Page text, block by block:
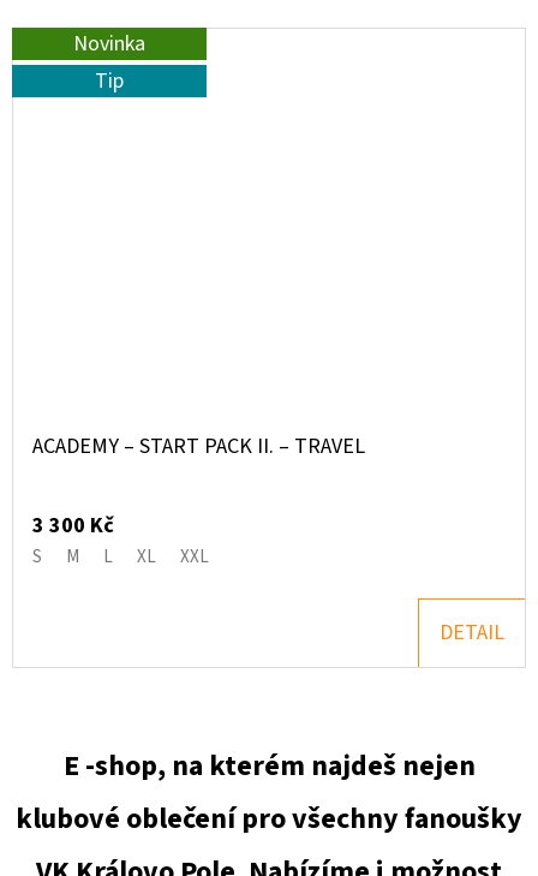
Novinka
Tip
ACADEMY – START PACK II. – TRAVEL
3 300 Kč
S M L XL XXL
DETAIL
E -shop, na kterém najdeš nejen
klubové oblečení pro všechny fanoušky